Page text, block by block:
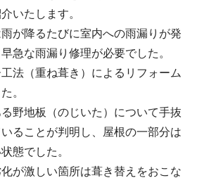
いたします。
が降るたびに室内への雨漏りが発
急な雨漏り修理が必要でした。
法（重ね葺き）によるリフォーム
。
野地板（のじいた）について手抜
ることが判明し、屋根の一部分は
態でした。
が激しい箇所は葺き替えをおこな